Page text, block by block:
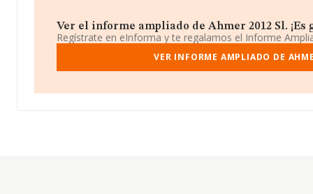
Ver el informe ampliado de Ahmer 2012 Sl. ¡Es
Regístrate en eInforma y te regalamos el Informe
VER INFORME AMPLIADO DE